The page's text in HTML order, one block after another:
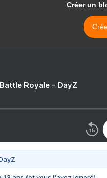
Créer un
Royale - DayZ